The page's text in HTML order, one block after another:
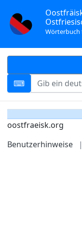
Wörterbuch
oostfraeisk.org
Benutzerhinweise
|